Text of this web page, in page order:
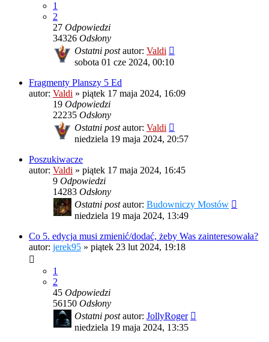
1
2
27 Odpowiedzi
34326 Odsłony
Ostatni postautor: Valdi
sobota 01 cze 2024, 00:10
Fragmenty Planszy 5 Ed
autor: Valdi » piątek 17 maja 2024, 16:09
19 Odpowiedzi
22235 Odsłony
Ostatni postautor: Valdi
niedziela 19 maja 2024, 20:57
Poszukiwacze
autor: Valdi » piątek 17 maja 2024, 16:45
9 Odpowiedzi
14283 Odsłony
Ostatni postautor: Budowniczy Mostów
niedziela 19 maja 2024, 13:49
Co 5. edycja musi zmienić/dodać, żeby Was zainteresowała?
autor: jerek95 » piątek 23 lut 2024, 19:18
1
2
45 Odpowiedzi
56150 Odsłony
Ostatni postautor: JollyRoger
niedziela 19 maja 2024, 13:35